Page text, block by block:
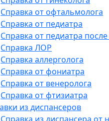
Справка от офтальмолога
Справка от педиатра
Справка от педиатра
Справка ЛОР
Справка аллерголога
Справка от фониатра
Справка от венеролога
Справка от фтизиатра
из диспансеров